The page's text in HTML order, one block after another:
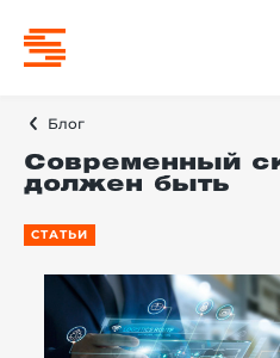
Блог
Современный
должен быть
СТАТЬИ